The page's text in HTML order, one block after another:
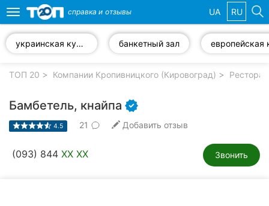
компании
Toggle
navigation
справка и отзывы UA RU
украинская кухня банкетный зал
ТОП 20 Компании Кропивницкого (Кировоград)
Бамбетель, кнайпа
4.5 21 Добавить отзыв
(093) 844 XX XX Звонить